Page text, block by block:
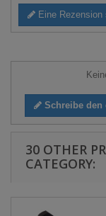
Eine Rezension
Schreibe den
30 OTHER
CATEGORY: